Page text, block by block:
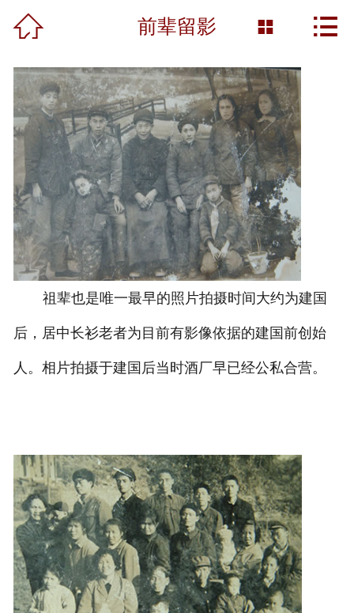
 首页
生产基地
品牌建设
新闻资讯
产品中心
阳光酿造
产品溯源
 前辈留影  
祖辈也是唯一最早的照片拍摄时间大约为建国
后，居中长衫老者为目前有影像依据的建国前创始
人。相片拍摄于建国后当时酒厂早已经公私合营。